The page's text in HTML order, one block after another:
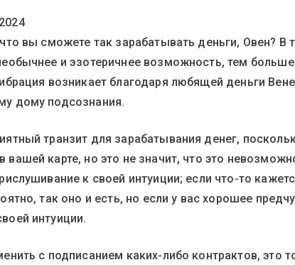
вы сможете так зарабатывать деньги, Овен? В
и эзотеричнее возможность, тем больше
возникает благодаря любящей деньги
дому подсознания.
транзит для зарабатывания денег,
вашей карте, но это не значит, что это
к своей интуиции; если что-то
так оно и есть, но если у вас хорошее
интуиции.
с подписанием каких-либо контрактов, это